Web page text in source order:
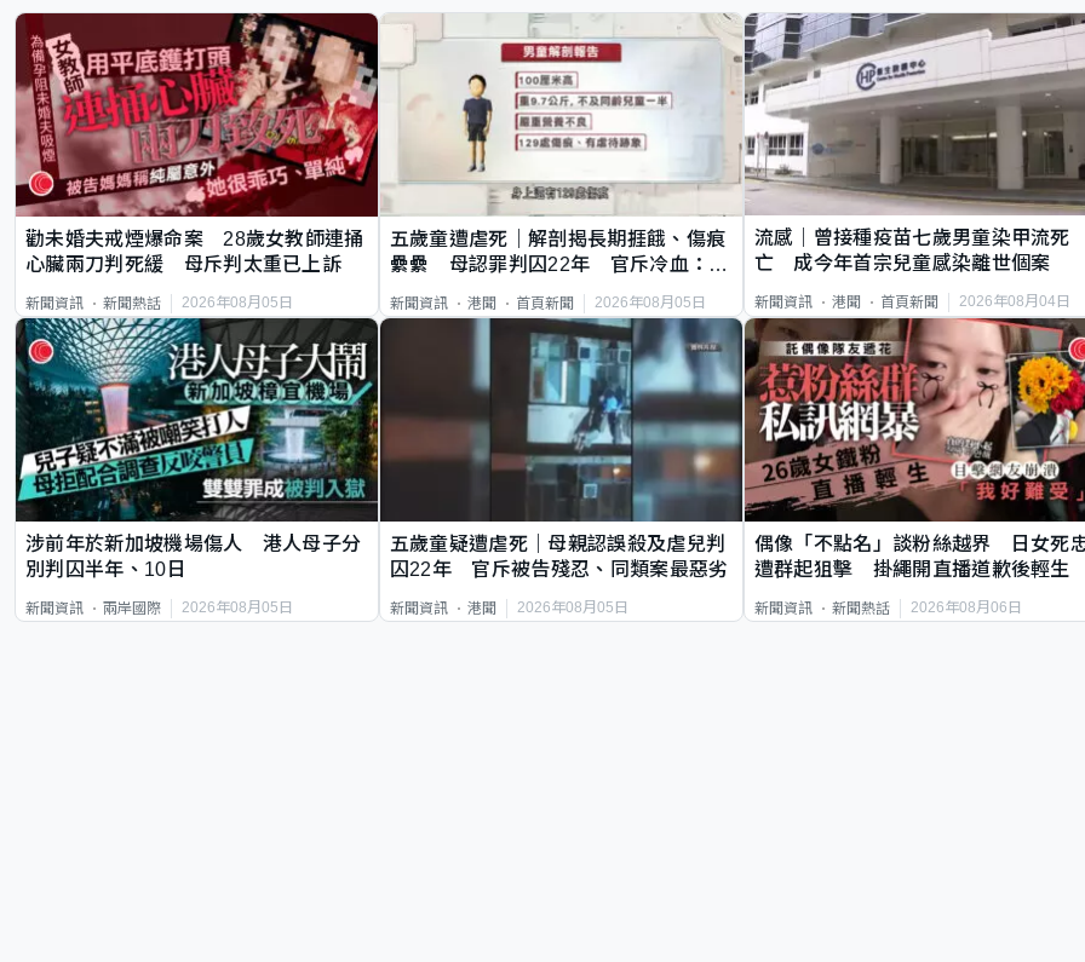
勸未婚夫戒煙爆命案 28歲女教師連捅
心臟兩刀判死緩 母斥判太重已上訴
新聞資訊 新聞熱話 2026年08月05日
五歲童遭虐死｜解剖揭長期捱餓、傷痕
纍纍 母認罪判囚22年 官斥冷血：同
新聞資訊 港聞 首頁新聞 2026年08月05日
流感｜曾接種疫苗七歲男童染甲流死
亡 成今年首宗兒童感染離世個案
新聞資訊 港聞 首頁新聞 2026年08月04日
涉前年於新加坡機場傷人 港人母子分
別判囚半年、10日
新聞資訊 兩岸國際 2026年08月05日
五歲童疑遭虐死｜母親認誤殺及虐兒判
囚22年 官斥被告殘忍、同類案最惡劣
新聞資訊 港聞 2026年08月05日
偶像「不點名」談粉絲越界 日女死
遭群起狙擊 掛繩開直播道歉後輕生
新聞資訊 新聞熱話 2026年08月06日